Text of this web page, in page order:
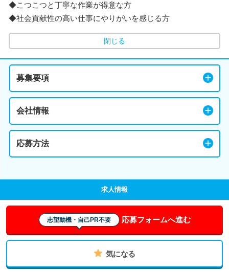
◆こつこつと丁寧な作業が得意な方
◆社会貢献性の高い仕事にやりがいを感じる方
閉じる
募集要項
会社情報
応募方法
求人情報
志望動機・自己PR不要 応募フォームへ進む
気になる